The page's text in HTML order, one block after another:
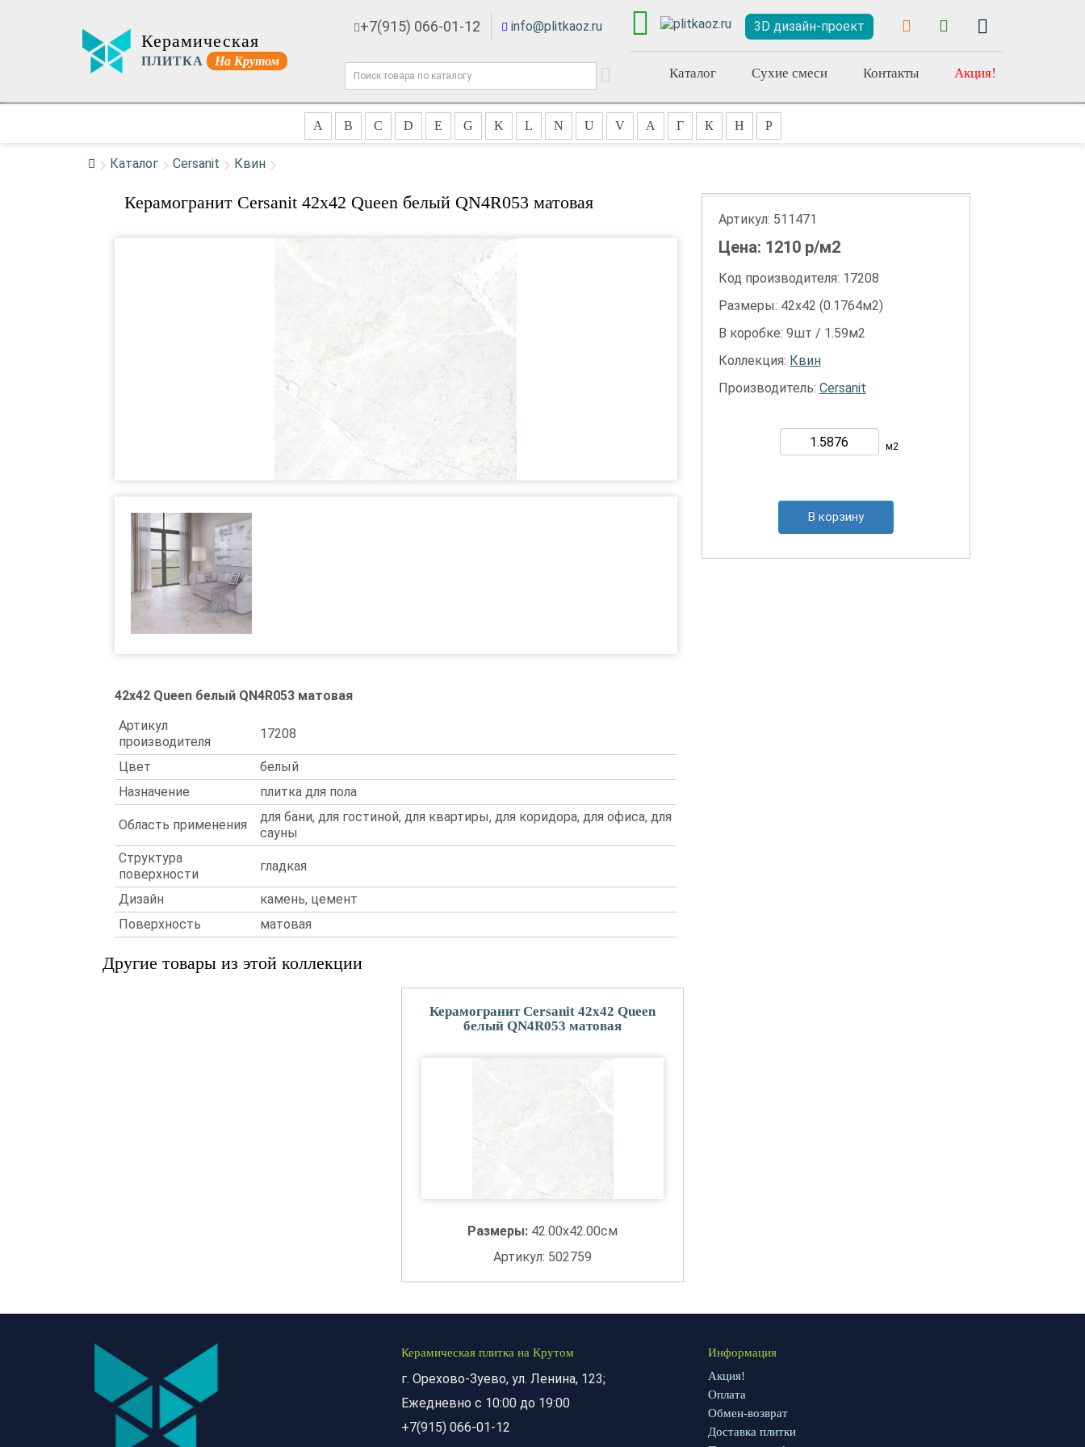
Керамическая
ПЛИТКА На Крутом
+7(915) 066-01-12 info@plitkaoz.ru 3D дизайн-проект
Каталог Сухие смеси Контакты Акция!
A B C D E G K L N U V А Г К Н Р
Каталог Cersanit Квин
Керамогранит Cersanit 42x42 Queen белый QN4R053 матовая
42x42 Queen белый QN4R053 матовая
Артикул
производителя
17208
Цвет
белый
Назначение
плитка для пола
Область применения
для бани, для гостиной, для квартиры, для коридора, для офиса, для
сауны
Структура
поверхности
гладкая
Дизайн
камень, цемент
Поверхность
матовая
Артикул: 511471
Цена: 1210р/м2
Код производителя: 17208
Размеры: 42х42 (0.1764м2)
В коробке: 9шт / 1.59м2
Коллекция: Квин
Производитель: Cersanit
м2
В корзину
Другие товары из этой коллекции
Керамогранит Cersanit 42x42 Queen
белый QN4R053 матовая
Размеры: 42.00x42.00см
Артикул: 502759
Керамическая плитка на Крутом
г. Орехово-Зуево, ул. Ленина, 123;
Ежедневно с 10:00 до 19:00
+7(915) 066-01-12
Информация
Акция!
Оплата
Обмен-возврат
Доставка плитки